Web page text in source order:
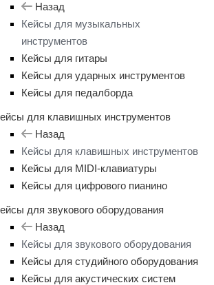
Назад
Кейсы для музыкальных
инструментов
Кейсы для гитары
Кейсы для ударных инструментов
Кейсы для педалборда
для клавишных инструментов
Назад
Кейсы для клавишных инструментов
Кейсы для MIDI-клавиатуры
Кейсы для цифрового пианино
для звукового оборудования
Назад
Кейсы для звукового оборудования
Кейсы для студийного оборудования
Кейсы для акустических систем